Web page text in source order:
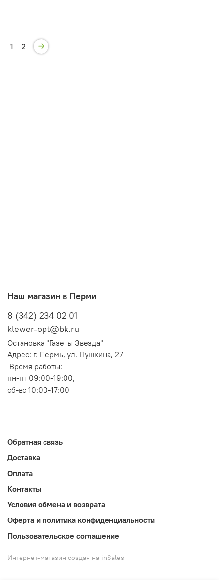
1 2
Наш магазин в Перми
8 (342) 234 02 01
klewer-opt@bk.ru
Остановка "Газеты Звезда"
Адрес: г. Пермь, ул. Пушкина, 27
Время работы:
пн-пт 09:00-19:00,
сб-вс 10:00-17:00
Обратная связь
Доставка
Оплата
Контакты
Условия обмена и возврата
Оферта и политика конфиденциальности
Пользовательское соглашение
Интернет-магазин создан на inSales